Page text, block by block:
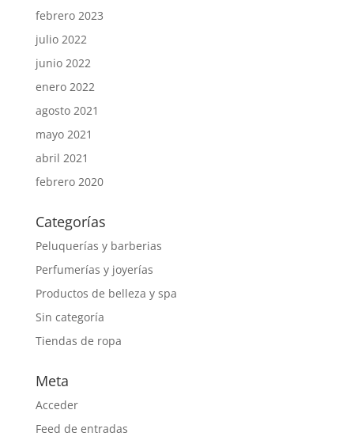
febrero 2023
julio 2022
junio 2022
enero 2022
agosto 2021
mayo 2021
abril 2021
febrero 2020
Categorías
Peluquerías y barberias
Perfumerías y joyerías
Productos de belleza y spa
Sin categoría
Tiendas de ropa
Meta
Acceder
Feed de entradas